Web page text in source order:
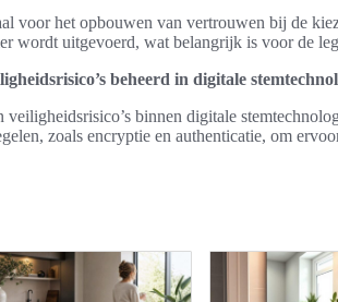
voor het opbouwen van vertrouwen bij de
wordt uitgevoerd, wat belangrijk is voor de
beheerd in digitale
veiligheidsrisico’s binnen digitale
zoals encryptie en authenticatie, om